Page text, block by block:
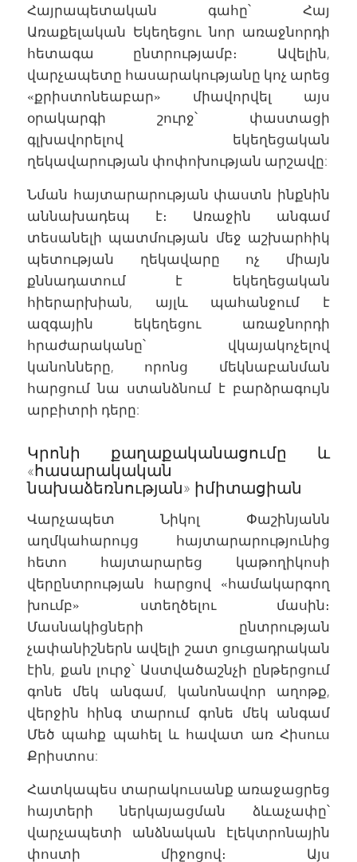
Հայրապետական գահը՝ Հայ
Առաքելական Եկեղեցու նոր առաջնորդի
հետագա ընտրությամբ։ Ավելին,
վարչապետը հասարակությանը կոչ արեց
«քրիստոնեաբար» միավորվել այս
օրակարգի շուրջ՝ փաստացի
գլխավորելով եկեղեցական
ղեկավարության փոփոխության արշավը:
Նման հայտարարության փաստն ինքնին
աննախադեպ է։ Առաջին անգամ
տեսանելի պատմության մեջ աշխարհիկ
պետության ղեկավարը ոչ միայն
քննադատում է եկեղեցական
հիերարխիան, այլև պահանջում է
ազգային եկեղեցու առաջնորդի
հրաժարականը՝ վկայակոչելով
կանոնները, որոնց մեկնաբանման
հարցում նա ստանձնում է բարձրագույն
արբիտրի դերը:
Կրոնի քաղաքականացումը և
«հասարակական
նախաձեռնության» իմիտացիան
Վարչապետ Նիկոլ Փաշինյանն
աղմկահարույց հայտարարությունից
հետո հայտարարեց կաթողիկոսի
վերընտրության հարցով «համակարգող
խումբ» ստեղծելու մասին։
Մասնակիցների ընտրության
չափանիշներն ավելի շատ ցուցադրական
էին, քան լուրջ՝ Աստվածաշնչի ընթերցում
գոնե մեկ անգամ, կանոնավոր աղոթք,
վերջին հինգ տարում գոնե մեկ անգամ
Մեծ պահք պահել և հավատ առ Հիսուս
Քրիստոս:
Հատկապես տարակուսանք առաջացրեց
հայտերի ներկայացման ձևաչափը՝
վարչապետի անձնական էլեկտրոնային
փոստի միջոցով։ Այս